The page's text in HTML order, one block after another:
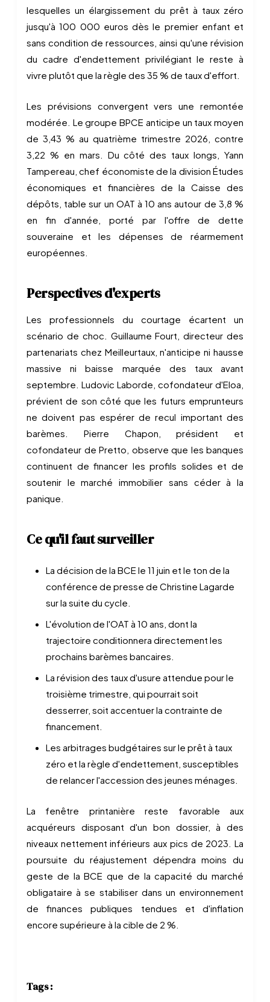
lesquelles un élargissement du prêt à taux zéro
jusqu'à 100 000 euros dès le premier enfant et
sans condition de ressources, ainsi qu'une révision
du cadre d'endettement privilégiant le reste à
vivre plutôt que la règle des 35 % de taux d'effort.
Les prévisions convergent vers une remontée
modérée. Le groupe BPCE anticipe un taux moyen
de 3,43 % au quatrième trimestre 2026, contre
3,22 % en mars. Du côté des taux longs, Yann
Tampereau, chef économiste de la division Études
économiques et financières de la Caisse des
dépôts, table sur un OAT à 10 ans autour de 3,8 %
en fin d'année, porté par l'offre de dette
souveraine et les dépenses de réarmement
européennes.
Perspectives d'experts
Les professionnels du courtage écartent un
scénario de choc. Guillaume Fourt, directeur des
partenariats chez Meilleurtaux, n'anticipe ni hausse
massive ni baisse marquée des taux avant
septembre. Ludovic Laborde, cofondateur d'Eloa,
prévient de son côté que les futurs emprunteurs
ne doivent pas espérer de recul important des
barèmes. Pierre Chapon, président et
cofondateur de Pretto, observe que les banques
continuent de financer les profils solides et de
soutenir le marché immobilier sans céder à la
panique.
Ce qu'il faut surveiller
La décision de la BCE le 11 juin et le ton de la
conférence de presse de Christine Lagarde
sur la suite du cycle.
L'évolution de l'OAT à 10 ans, dont la
trajectoire conditionnera directement les
prochains barèmes bancaires.
La révision des taux d'usure attendue pour le
troisième trimestre, qui pourrait soit
desserrer, soit accentuer la contrainte de
financement.
Les arbitrages budgétaires sur le prêt à taux
zéro et la règle d'endettement, susceptibles
de relancer l'accession des jeunes ménages.
La fenêtre printanière reste favorable aux
acquéreurs disposant d'un bon dossier, à des
niveaux nettement inférieurs aux pics de 2023. La
poursuite du réajustement dépendra moins du
geste de la BCE que de la capacité du marché
obligataire à se stabiliser dans un environnement
de finances publiques tendues et d'inflation
encore supérieure à la cible de 2 %.
Tags :